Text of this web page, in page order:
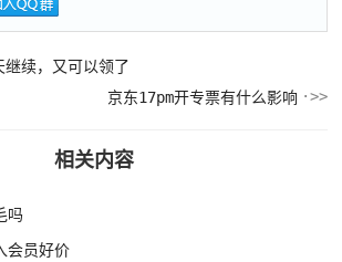
续，又可以领了
京东17pm开专票有什么影响
相关内容
吗
会员好价